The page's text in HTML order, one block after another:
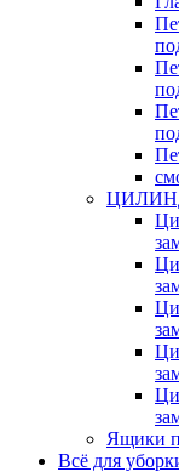
Ящики
Всё для